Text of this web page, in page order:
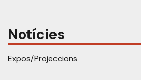
Notícies
Expos/Projeccions